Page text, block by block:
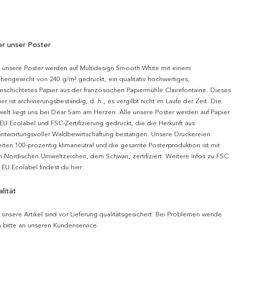
unser Poster
unsere Poster werden auf Multidesign Smooth White mit einem
von 240 g/m² gedruckt, ein qualitativ hochwertiges,
Papier aus der französischen Papiermühle Clairefontaine. Dieses
ist archivierungsbeständig, d. h., es vergilbt nicht im Laufe der Zeit. Die
liegt uns bei Dear Sam am Herzen. Alle unsere Poster werden auf Papier
Ecolabel und FSC-Zertifizierung gedruckt, die die Herkunft aus
Waldbewirtschaftung bestätigen. Unsere Druckereien
100-prozentig klimaneutral und die gesamte Posterproduktion ist mit
Nordischen Umweltzeichen, dem Schwan, zertifiziert. Weitere Infos zu FSC
EU Ecolabel findest du hier.
unsere Artikel sind vor Lieferung qualitätsgesichert. Bei Problemen wende
bitte an unseren Kundenservice.